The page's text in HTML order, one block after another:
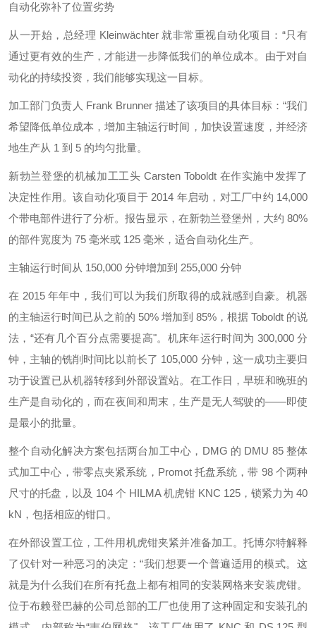
自动化弥补了位置劣势
从一开始，总经理 Kleinwächter 就非常重视自动化项目：“只有
通过更有效的生产，才能进一步降低我们的单位成本。由于对自
动化的持续投资，我们能够实现这一目标。
加工部门负责人 Frank Brunner 描述了该项目的具体目标：“我们
希望降低单位成本，增加主轴运行时间，加快设置速度，并经济
地生产从 1 到 5 的均匀批量。
新勃兰登堡的机械加工工头 Carsten Toboldt 在作实施中发挥了
决定性作用。该自动化项目于 2014 年启动，对工厂中约 14,000
个带电部件进行了分析。报告显示，在新勃兰登堡州，大约 80%
的部件宽度为 75 毫米或 125 毫米，适合自动化生产。
主轴运行时间从 150,000 分钟增加到 255,000 分钟
在 2015 年年中，我们可以为我们所取得的成就感到自豪。机器
的主轴运行时间已从之前的 50% 增加到 85%，根据 Toboldt 的说
法，“还有几个百分点需要提高"。机床年运行时间为 300,000 分
钟，主轴的铣削时间比以前长了 105,000 分钟，这一成功主要归
功于设置已从机器转移到外部设置站。在工作日，早班和晚班的
生产是自动化的，而在夜间和周末，生产是无人驾驶的——即使
是最小的批量。
整个自动化解决方案包括两台加工中心，DMG 的 DMU 85 整体
式加工中心，带零点夹紧系统，Promot 托盘系统，带 98 个两种
尺寸的托盘，以及 104 个 HILMA 机虎钳 KNC 125，锁紧力为 40
kN，包括相应的钳口。
在外部设置工位，工件用机虎钳夹紧并准备加工。托博尔特解释
了仅针对一种恶习的决定：“我们想要一个普遍适用的模式。这
就是为什么我们在所有托盘上都有相同的安装网格来安装虎钳。
位于布赖登巴赫的公司总部的工厂也使用了这种固定和安装孔的